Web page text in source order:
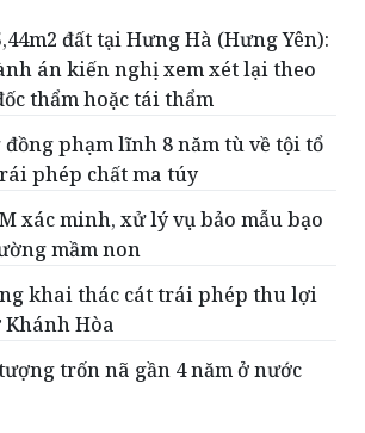
đất tại Hưng Hà (Hưng Yên):
án kiến nghị xem xét lại theo
thẩm hoặc tái thẩm
phạm lĩnh 8 năm tù về tội tổ
phép chất ma túy
xác minh, xử lý vụ bảo mẫu bạo
mầm non
khai thác cát trái phép thu lợi
Hòa
trốn nã gần 4 năm ở nước